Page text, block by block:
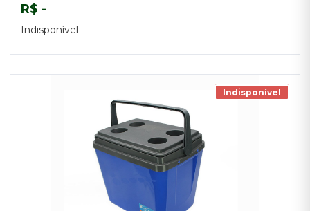
R$ -
Indisponível
Indisponível